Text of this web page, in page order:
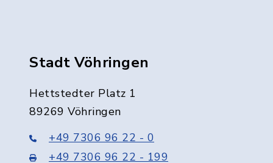
Stadt Vöhringen
Hettstedter Platz 1
89269 Vöhringen
+49 7306 96 22 - 0
+49 7306 96 22 - 199